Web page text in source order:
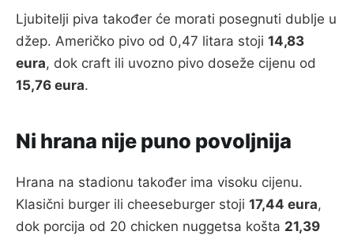
Ljubitelji piva također će morati posegnuti dublje u
džep. Američko pivo od 0,47 litara stoji 14,83
eura, dok craft ili uvozno pivo doseže cijenu od
15,76 eura.
Ni hrana nije puno povoljnija
Hrana na stadionu također ima visoku cijenu.
Klasični burger ili cheeseburger stoji 17,44 eura,
dok porcija od 20 chicken nuggetsa košta 21,39